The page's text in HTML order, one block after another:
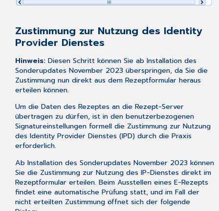
Zustimmung zur Nutzung des Identity
Provider Dienstes
Hinweis: Diesen Schritt können Sie ab Installation des
Sonderupdates November 2023 überspringen, da Sie die
Zustimmung nun direkt aus dem Rezeptformular heraus
erteilen können.
Um die Daten des Rezeptes an die Rezept-Server
übertragen zu dürfen, ist in den benutzerbezogenen
Signatureinstellungen formell die Zustimmung zur Nutzung
des Identity Provider Dienstes (IPD) durch die Praxis
erforderlich.
Ab Installation des Sonderupdates November 2023 können
Sie die Zustimmung zur Nutzung des IP-Dienstes direkt im
Rezeptformular erteilen. Beim Ausstellen eines E-Rezepts
findet eine automatische Prüfung statt, und im Fall der
nicht erteilten Zustimmung öffnet sich der folgende